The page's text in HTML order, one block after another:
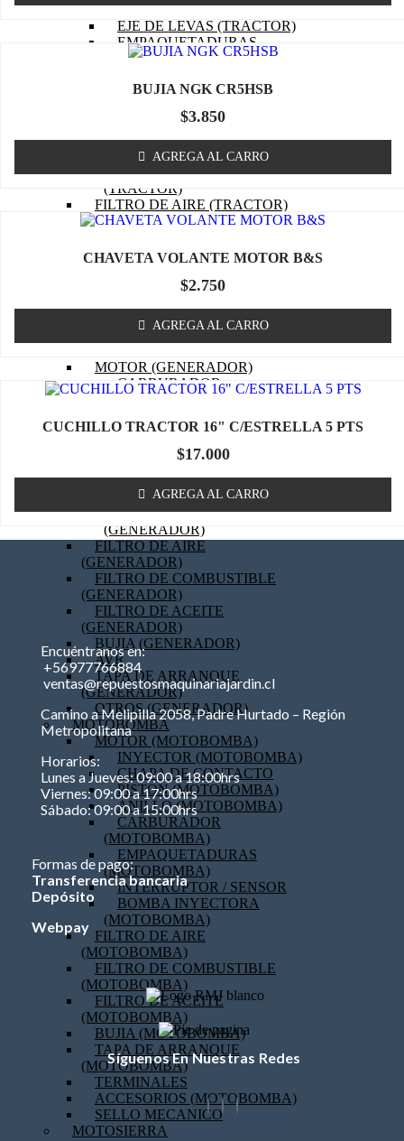
(TRACTOR)
EJE DE LEVAS (TRACTOR)
EMPAQUETADURAS
(TRACTOR)
CABURADOR (TRACTOR)
OTROS (TRACTOR
FILTRO DE COMBUSTIBLE
(TRACTOR)
FILTRO DE ACEITE
(TRACTOR)
FILTRO DE AIRE (TRACTOR)
BUJIA (TRACTOR)
CORREA (TRACTOR)
MASA / TORRETA
CHASIS
OTROS (TRACTOR)
MOTOR (GENERADOR)
CARBURADOR
ANILLOS (GENERADOR)
BOBINA (GENERADOR)
EMPAQUETADURAS
(GENERADOR)
BIELA (GENERADOR)
MOTOR DE PARTIDA
(GENERADOR)
FILTRO DE AIRE
(GENERADOR)
FILTRO DE COMBUSTIBLE
(GENERADOR)
FILTRO DE ACEITE
(GENERADOR)
BUJIA (GENERADOR)
AVR
TAPA DE ARRANQUE
(GENERADOR)
OTROS (GENERADOR)
MOTOBOMBA
MOTOR (MOTOBOMBA)
INYECTOR (MOTOBOMBA)
CHAPA DE CONTACTO
PISTON (MOTOBOMBA)
ANILLO (MOTOBOMBA)
CARBURADOR
(MOTOBOMBA)
EMPAQUETADURAS
(MOTOBOMBA)
INTERRUPTOR / SENSOR
BOMBA INYECTORA
(MOTOBOMBA)
FILTRO DE AIRE
(MOTOBOMBA)
FILTRO DE COMBUSTIBLE
(MOTOBOMBA)
FILTRO DE ACEITE
(MOTOBOMBA)
BUJIA (MOTOBOMBA)
TAPA DE ARRANQUE
(MOTOBOMBA)
TERMINALES
ACCESORIOS (MOTOBOMBA)
SELLO MECANICO
MOTOSIERRA
BUJIA NGK CR5HSB
$3.850
AGREGA AL CARRO
CHAVETA VOLANTE MOTOR B&S
$2.750
AGREGA AL CARRO
CUCHILLO TRACTOR 16" C/ESTRELLA 5 PTS
$17.000
AGREGA AL CARRO
Encuéntranos en:
+56977766884
ventas@repuestosmaquinariajardin.cl
Camino a Melipilla 2058, Padre Hurtado – Región
Metropolitana
Horarios:
Lunes a Jueves: 09:00 a 18:00hrs
Viernes: 09:00 a 17:00hrs
Sábado: 09:00 a 15:00hrs
Formas de pago:
Transferencia bancaria
Depósito
Webpay
Síguenos En Nuestras Redes